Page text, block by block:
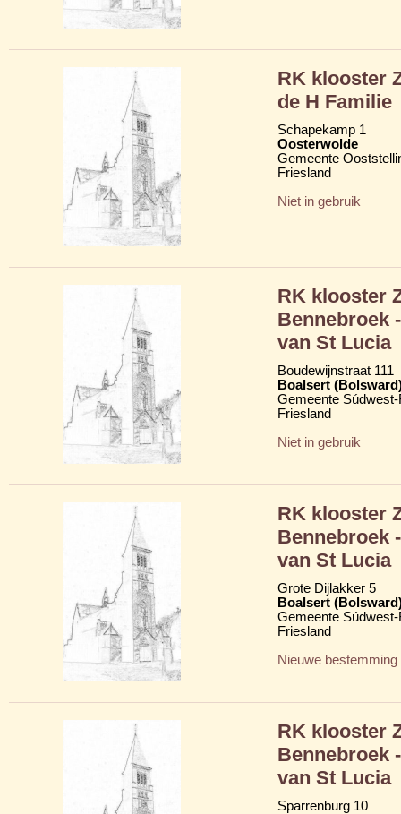
RK klooster
de H Familie
Schapekamp 1
Oosterwolde
Gemeente
Friesland
Niet in gebruik
RK klooster
Bennebroek
van St Lucia
Boudewijnstraat 111
Boalsert
Gemeente
Friesland
Niet in gebruik
RK klooster
Bennebroek
van St Lucia
Grote Dijlakker 5
Boalsert
Gemeente
Friesland
Nieuwe bestemming
RK klooster
Bennebroek
van St Lucia
Sparrenburg 10